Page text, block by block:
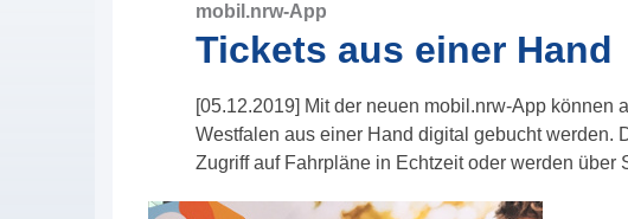
mobil.nrw-App
Tickets aus einer Hand
[05.12.2019] Mit der neuen mobil.nrw-App können
Westfalen aus einer Hand digital gebucht werden.
Zugriff auf Fahrpläne in Echtzeit oder werden über